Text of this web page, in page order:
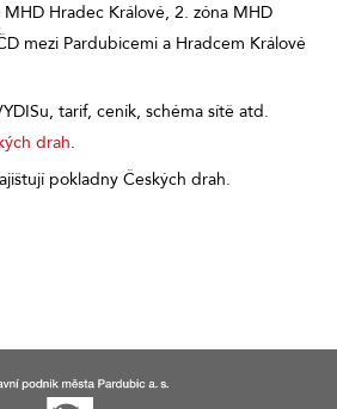
Hradec Králové, 2. zóna MHD
mezi Pardubicemi a Hradcem Králové
tarif, ceník, schéma sítě atd.
drah.
pokladny Českých drah.